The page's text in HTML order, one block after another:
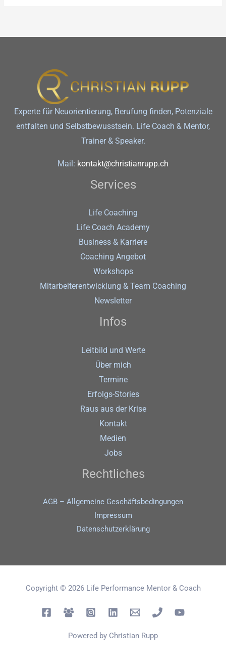
Experte für Neuorientierung, Berufung finden, Potenziale
entfalten und Selbstbewusstsein. Life Coach & Mentor,
Trainer & Speaker.
Mail: kontakt@christianrupp.ch
Services
Life Coaching
Life Coach Academy
Business & Karriere
Coaching Angebot
Workshops
Mitarbeiterentwicklung & Team Coaching
Newsletter
Infos
Leitbild und Werte
Über mich
Termine
Erfolgs-Stories
Raus aus der Krise
Kontakt
Medien
Jobs
Rechtliches
AGB – Allgemeine Geschäftsbedingungen
Impressum
Datenschutz­erklärung
Copyright © 2026 Life Performance Mentor & Coach
Powered by Christian Rupp